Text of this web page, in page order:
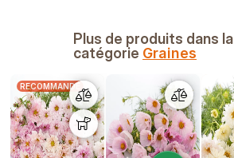
Plus de produits dans la
catégorie Graines
RECOMMANDÉ